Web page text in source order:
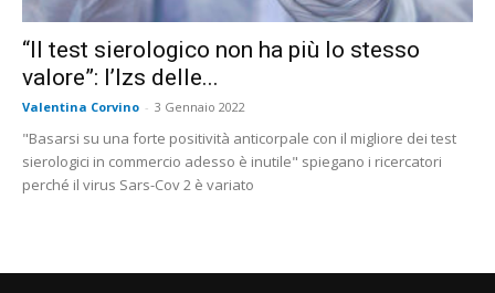
“Il test sierologico non ha più lo stesso
valore”: l’Izs delle...
Valentina Corvino - 3 Gennaio 2022
"Basarsi su una forte positività anticorpale con il migliore dei test
sierologici in commercio adesso è inutile" spiegano i ricercatori
perché il virus Sars-Cov 2 è variato